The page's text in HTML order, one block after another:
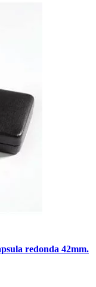
redonda 42mm.